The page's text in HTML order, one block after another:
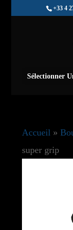
+33 4
Sélectionner
Accueil»
super grip